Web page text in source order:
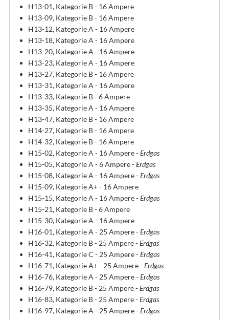
H13-01, Kategorie B - 16 Ampere
H13-09, Kategorie B - 16 Ampere
H13-12, Kategorie A - 16 Ampere
H13-18, Kategorie A - 16 Ampere
H13-20, Kategorie A - 16 Ampere
H13-23, Kategorie A - 16 Ampere
H13-27, Kategorie B - 16 Ampere
H13-31, Kategorie A - 16 Ampere
H13-33, Kategorie B - 6 Ampere
H13-35, Kategorie A - 16 Ampere
H13-47, Kategorie B - 16 Ampere
H14-27, Kategorie B - 16 Ampere
H14-32, Kategorie B - 16 Ampere
H15-02, Kategorie A - 16 Ampere -Erdgas
H15-05, Kategorie A - 6 Ampere -Erdgas
H15-08, Kategorie A - 16 Ampere -Erdgas
H15-09, Kategorie A+ - 16 Ampere
H15-15, Kategorie A - 16 Ampere -Erdgas
H15-21, Kategorie B - 6 Ampere
H15-30, Kategorie A - 16 Ampere
H16-01, Kategorie A - 25 Ampere -Erdgas
H16-32, Kategorie B - 25 Ampere -Erdgas
H16-41, Kategorie C - 25 Ampere -Erdgas
H16-71, Kategorie A+ - 25 Ampere -Erdgas
H16-76, Kategorie A - 25 Ampere -Erdgas
H16-79, Kategorie B - 25 Ampere -Erdgas
H16-83, Kategorie B - 25 Ampere -Erdgas
H16-97, Kategorie A - 25 Ampere -Erdgas